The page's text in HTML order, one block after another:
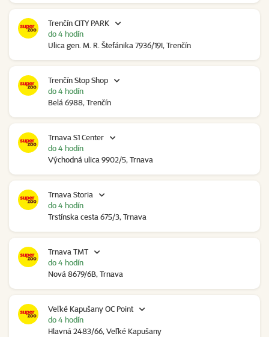
Trenčín CITY PARK
Ulica gen. M. R. Štefánika 7936/19I, Trenčín
do 4 hodín
Trenčín Stop Shop
Belá 6988, Trenčín
do 4 hodín
Trnava S1 Center
Východná ulica 9902/5, Trnava
do 4 hodín
Trnava Storia
Trstínska cesta 675/3, Trnava
do 4 hodín
Trnava TMT
Nová 8679/6B, Trnava
do 4 hodín
Veľké Kapušany OC Point
Hlavná 2483/66, Veľké Kapušany
do 4 hodín